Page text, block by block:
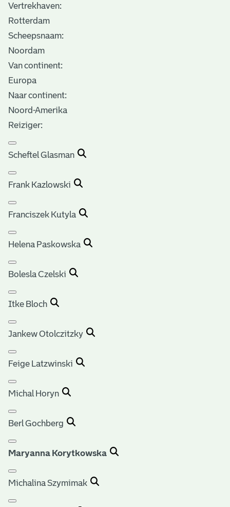
Vertrekhaven:
Rotterdam
Scheepsnaam:
Noordam
Van continent:
Europa
Naar continent:
Noord-Amerika
Reiziger:
Scheftel Glasman
Frank Kazlowski
Franciszek Kutyla
Helena Paskowska
Bolesla Czelski
Itke Bloch
Jankew Otolczitzky
Feige Latzwinski
Michal Horyn
Berl Gochberg
Maryanna Korytkowska
Michalina Szymimak